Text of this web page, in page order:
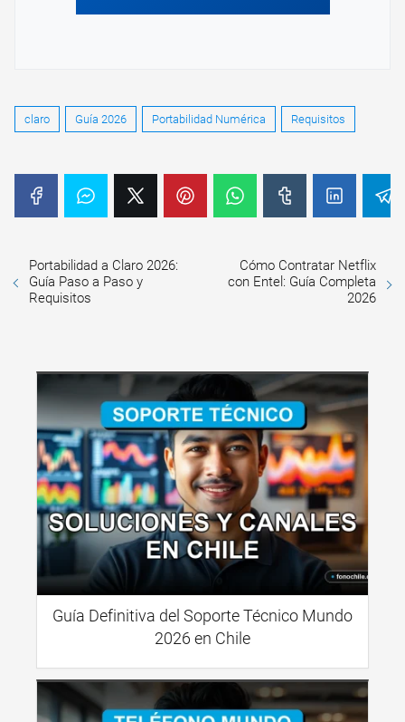
claro Guía 2026 Portabilidad Numérica Requisitos
Portabilidad a Claro 2026:
Guía Paso a Paso y
Requisitos
Cómo Contratar Netflix
con Entel: Guía Completa
2026
Guía Definitiva del Soporte Técnico Mundo
2026 en Chile